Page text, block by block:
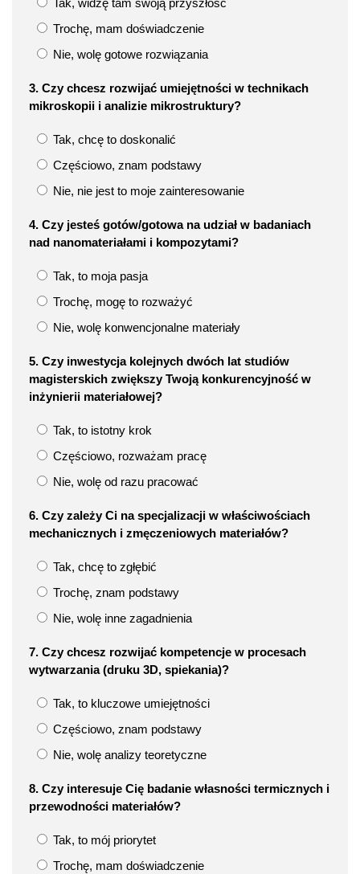
Tak, widzę tam swoją przyszłość
Trochę, mam doświadczenie
Nie, wolę gotowe rozwiązania
3. Czy chcesz rozwijać umiejętności w technikach
mikroskopii i analizie mikrostruktury?
Tak, chcę to doskonalić
Częściowo, znam podstawy
Nie, nie jest to moje zainteresowanie
4. Czy jesteś gotów/gotowa na udział w badaniach
nad nanomateriałami i kompozytami?
Tak, to moja pasja
Trochę, mogę to rozważyć
Nie, wolę konwencjonalne materiały
5. Czy inwestycja kolejnych dwóch lat studiów
magisterskich zwiększy Twoją konkurencyjność w
inżynierii materiałowej?
Tak, to istotny krok
Częściowo, rozważam pracę
Nie, wolę od razu pracować
6. Czy zależy Ci na specjalizacji w właściwościach
mechanicznych i zmęczeniowych materiałów?
Tak, chcę to zgłębić
Trochę, znam podstawy
Nie, wolę inne zagadnienia
7. Czy chcesz rozwijać kompetencje w procesach
wytwarzania (druku 3D, spiekania)?
Tak, to kluczowe umiejętności
Częściowo, znam podstawy
Nie, wolę analizy teoretyczne
8. Czy interesuje Cię badanie własności termicznych i
przewodności materiałów?
Tak, to mój priorytet
Trochę, mam doświadczenie